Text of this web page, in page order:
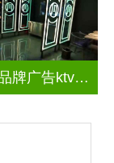
酒吧餐饮品牌广告ktv激光内雕发光艺术玻璃